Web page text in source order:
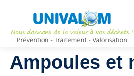
Ampoules et